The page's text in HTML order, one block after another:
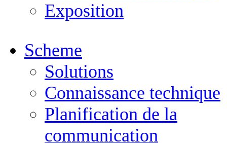
Exposition
Scheme
Solutions
Connaissance technique
Planification de la
communication